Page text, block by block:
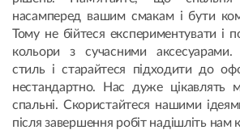
насамперед вашим смакам і бути
Тому не бійтеся експериментувати і
кольори з сучасними
стиль і старайтеся підходити до
нестандартно. Нас дуже цікавлять
спальні. Скористайтеся нашими
після завершення робіт надішліть нам